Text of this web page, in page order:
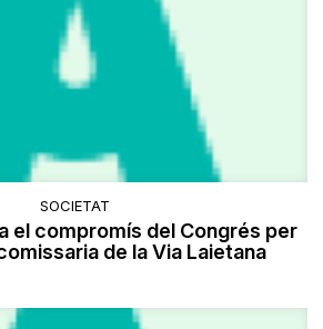
SOCIETAT
el compromís del Congrés per
de la Via Laietana